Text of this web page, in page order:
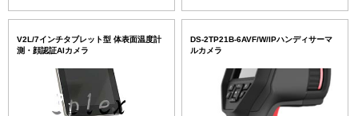
V2L/7インチタブレット型 体表面温度計
測・顔認証AIカメラ
DS-2TP21B-6AVF/W/IPハンディサーマ
ルカメラ